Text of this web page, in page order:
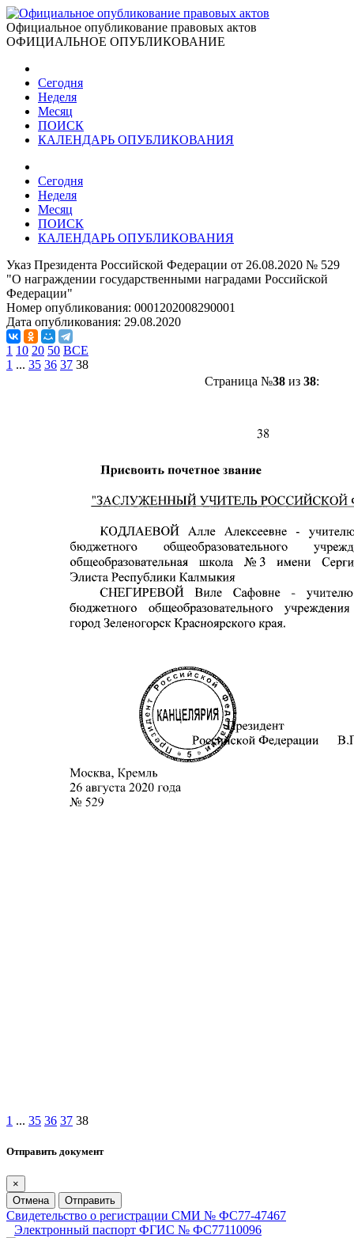
Официальное опубликование правовых актов
ОФИЦИАЛЬНОЕ ОПУБЛИКОВАНИЕ
Сегодня
Неделя
Месяц
ПОИСК
КАЛЕНДАРЬ ОПУБЛИКОВАНИЯ
Сегодня
Неделя
Месяц
ПОИСК
КАЛЕНДАРЬ ОПУБЛИКОВАНИЯ
Указ Президента Российской Федерации от 26.08.2020 № 529
"О награждении государственными наградами Российской
Федерации"
Номер опубликования: 0001202008290001
Дата опубликования: 29.08.2020
1 10 20 50 ВСЕ
1 ... 35 36 37 38
Страница №38из 38:
1 ... 35 36 37 38
Отправить документ
×
Отмена
Отправить
Свидетельство о регистрации СМИ № ФС77-47467
Электронный паспорт ФГИС № ФС77110096